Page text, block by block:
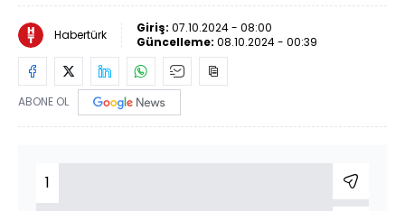
Habertürk Giriş: 07.10.2024 - 08:00
Güncelleme: 08.10.2024 - 00:39
ABONE OL
1